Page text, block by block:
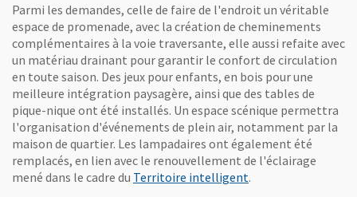
Parmi les demandes, celle de faire de l'endroit un véritable
espace de promenade, avec la création de cheminements
complémentaires à la voie traversante, elle aussi refaite avec
un matériau drainant pour garantir le confort de circulation
en toute saison. Des jeux pour enfants, en bois pour une
meilleure intégration paysagère, ainsi que des tables de
pique-nique ont été installés. Un espace scénique permettra
l'organisation d'événements de plein air, notamment par la
maison de quartier. Les lampadaires ont également été
remplacés, en lien avec le renouvellement de l'éclairage
mené dans le cadre du Territoire intelligent.